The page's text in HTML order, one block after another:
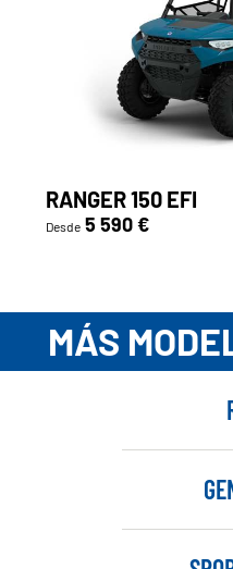
RANGER 150 EFI
Desde 5 590 €
MÁS